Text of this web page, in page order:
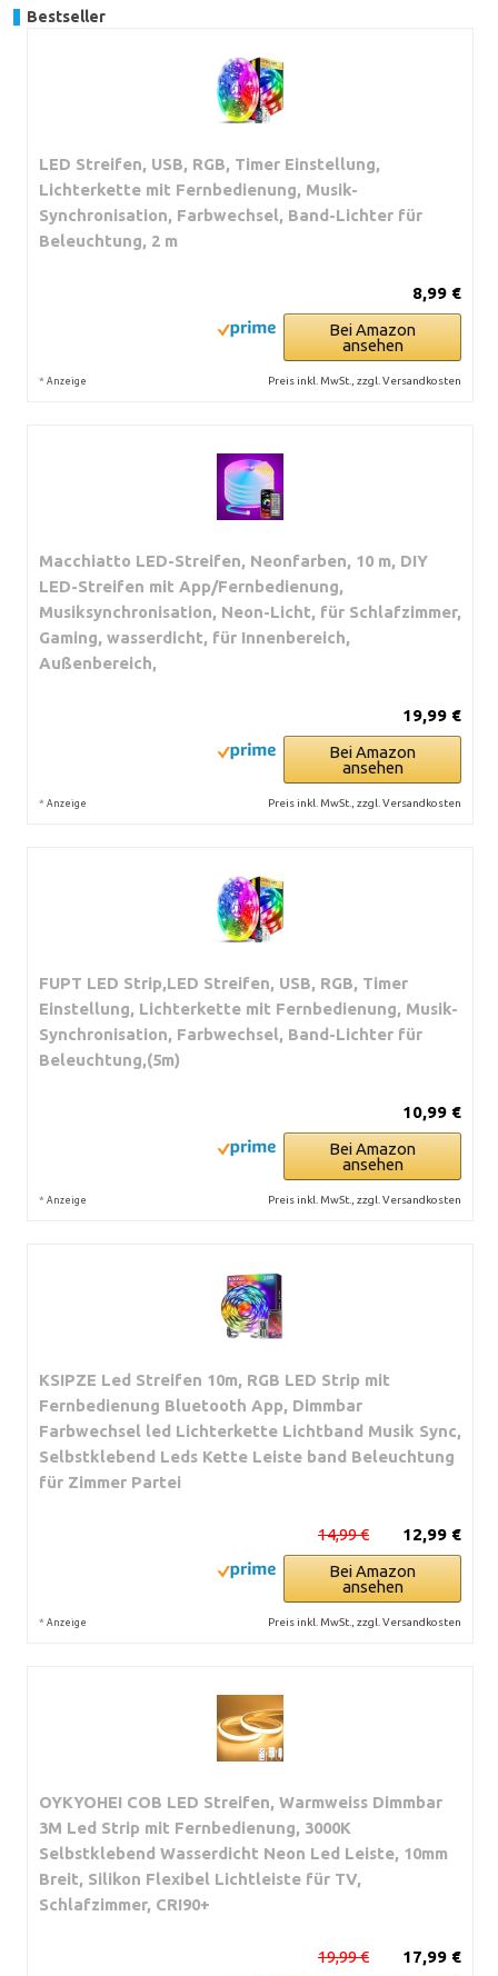
Bestseller
LED Streifen, USB, RGB, Timer Einstellung,
Lichterkette mit Fernbedienung, Musik-
Synchronisation, Farbwechsel, Band-Lichter für
Beleuchtung, 2 m
8,99 €
Bei Amazon
ansehen
* Anzeige Preis inkl. MwSt., zzgl. Versandkosten
Macchiatto LED-Streifen, Neonfarben, 10 m, DIY
LED-Streifen mit App/Fernbedienung,
Musiksynchronisation, Neon-Licht, für Schlafzimmer,
Gaming, wasserdicht, für Innenbereich,
Außenbereich,
19,99 €
Bei Amazon
ansehen
* Anzeige Preis inkl. MwSt., zzgl. Versandkosten
FUPT LED Strip,LED Streifen, USB, RGB, Timer
Einstellung, Lichterkette mit Fernbedienung, Musik-
Synchronisation, Farbwechsel, Band-Lichter für
Beleuchtung,(5m)
10,99 €
Bei Amazon
ansehen
* Anzeige Preis inkl. MwSt., zzgl. Versandkosten
KSIPZE Led Streifen 10m, RGB LED Strip mit
Fernbedienung Bluetooth App, Dimmbar
Farbwechsel led Lichterkette Lichtband Musik Sync,
Selbstklebend Leds Kette Leiste band Beleuchtung
für Zimmer Partei
12,99 €
14,99 €
Bei Amazon
ansehen
* Anzeige Preis inkl. MwSt., zzgl. Versandkosten
OYKYOHEI COB LED Streifen, Warmweiss Dimmbar
3M Led Strip mit Fernbedienung, 3000K
Selbstklebend Wasserdicht Neon Led Leiste, 10mm
Breit, Silikon Flexibel Lichtleiste für TV,
Schlafzimmer, CRI90+
17,99 €
19,99 €